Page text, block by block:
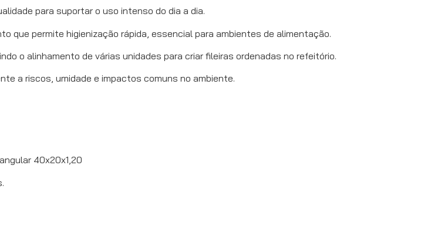
para suportar o uso intenso do dia a dia.
que permite higienização rápida, essencial para ambientes de alimentação.
o alinhamento de várias unidades para criar fileiras ordenadas no refeitório.
a riscos, umidade e impactos comuns no ambiente.
40x20x1,20